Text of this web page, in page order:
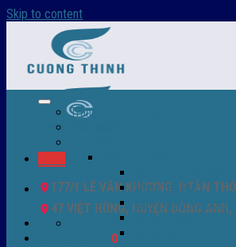
Skip to content
177/1 LÊ VĂN KHƯƠNG, P.TÂN
47 VIỆT HÙNG, HUYỆN ĐÔNG ANH,
0932 756 950
0
Trang chủ – Màng co POF
Màng co PVC
Màng quấn
Màng skinpack -